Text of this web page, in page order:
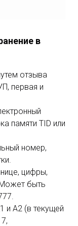
в
отзыва
первая и
памяти TID или
номер,
цифры,
быть
и А2 (в текущей